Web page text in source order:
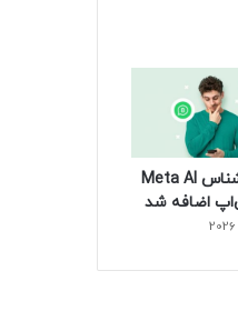
حالت ناشناس Meta AI
اضافه شد